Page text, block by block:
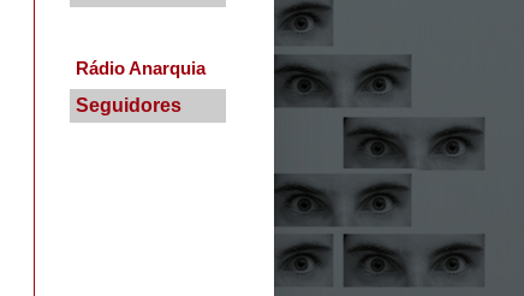
Rádio Anarquia
Seguidores